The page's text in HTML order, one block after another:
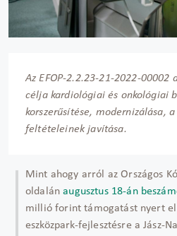
Az EFOP-2.2.23-21-2022-00002
célja kardiológiai és onkológiai
korszerűsítése, modernizálása,
feltételeinek javítása.
Mint ahogy arról az Országos
oldalánaugusztus 18-án
millió forint támogatást nyert
eszközpark-fejlesztésre a Jász-